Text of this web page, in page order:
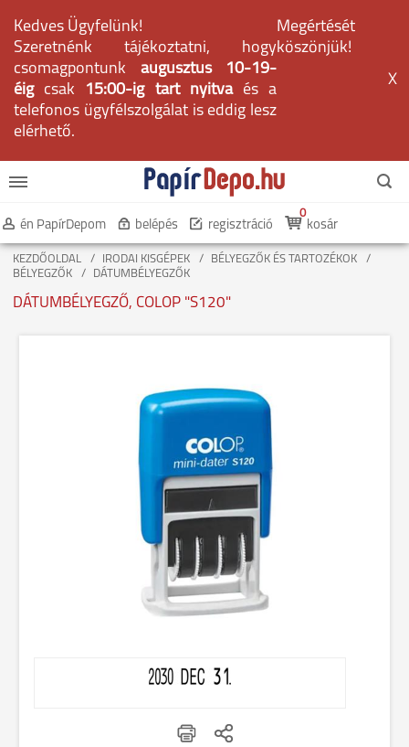
Kedves Ügyfelünk!
Szeretnénk tájékoztatni, hogy
csomagpontunk augusztus 10-19-
éig csak 15:00-ig tart nyitvaés a
telefonos ügyfélszolgálat is eddig lesz
elérhető.
Megértését
köszönjük!
X
én PapírDepom belépés regisztráció kosár
0
KEZDŐOLDAL IRODAI KISGÉPEK
BÉLYEGZŐK ÉS TARTOZÉKOK
BÉLYEGZŐK
DÁTUMBÉLYEGZŐK
DÁTUMBÉLYEGZŐ, COLOP "S120"